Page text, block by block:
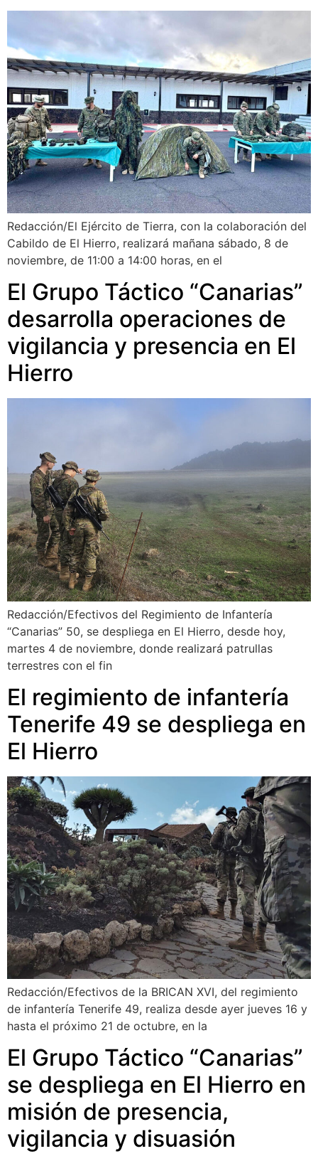
Redacción/El Ejército de Tierra, con la colaboración del
Cabildo de El Hierro, realizará mañana sábado, 8 de
noviembre, de 11:00 a 14:00 horas, en el
El Grupo Táctico “Canarias”
desarrolla operaciones de
vigilancia y presencia en El
Hierro
Redacción/Efectivos del Regimiento de Infantería
“Canarias” 50, se despliega en El Hierro, desde hoy,
martes 4 de noviembre, donde realizará patrullas
terrestres con el fin
El regimiento de infantería
Tenerife 49 se despliega en
El Hierro
Redacción/Efectivos de la BRICAN XVI, del regimiento
de infantería Tenerife 49, realiza desde ayer jueves 16 y
hasta el próximo 21 de octubre, en la
El Grupo Táctico “Canarias”
se despliega en El Hierro en
misión de presencia,
vigilancia y disuasión